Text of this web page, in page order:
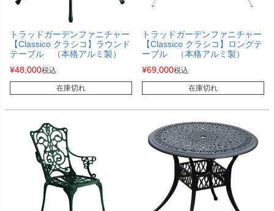
トラッドガーデンファニチャー
【Classico クラシコ】ラウンド
テーブル （本格アルミ製）
¥48,000税込
在庫切れ
トラッドガーデンファニチャー
【Classico クラシコ】ロングテ
ーブル （本格アルミ製）
¥69,000税込
在庫切れ